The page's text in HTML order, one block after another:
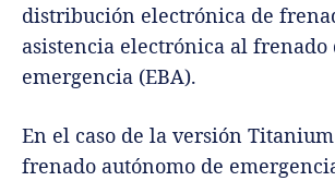
distribución electrónica de
asistencia electrónica al frenado
emergencia (EBA).
En el caso de la versión
frenado autónomo de